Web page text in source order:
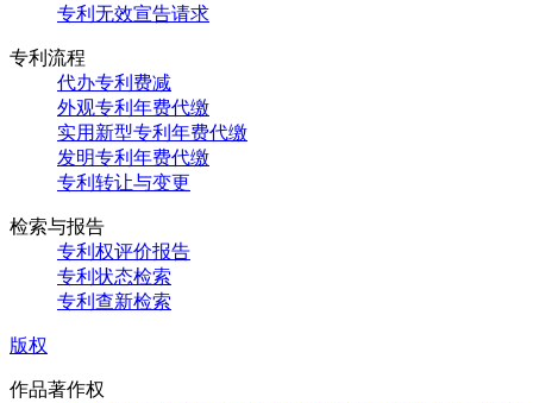
专利无效宣告请求
专利流程
代办专利费减
外观专利年费代缴
实用新型专利年费代缴
发明专利年费代缴
专利转让与变更
检索与报告
专利权评价报告
专利状态检索
专利查新检索
版权
作品著作权